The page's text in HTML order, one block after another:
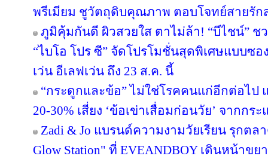
พรีเมียม ชูวัตถุดิบคุณภาพ ตอบโจทย์สายรัก
ภูมิคุ้มกันดี ผิวสวยใส ตาไม่ล้า! “บีไชน์” ช
“ไบโอ โปร ซี” จัดโปรโมชั่นสุดพิเศษแบบซอ
เว่น อีเลฟเว่น ถึง 23 ส.ค. นี้
“กระดูกและข้อ” ไม่ใช่โรคคนแก่อีกต่อไป
20-30% เสี่ยง ‘ข้อเข่าเสื่อมก่อนวัย’ จากกร
Zadi & Jo แบรนด์ความงามวัยเรียน รุกตลา
Glow Station" ที่ EVEANDBOY เดินหน้าข